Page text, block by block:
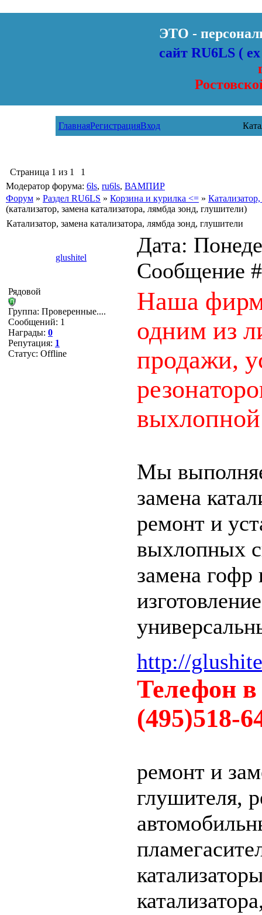
ЭТО -
сайт RU6LS (
ГлавнаяРегистрацияВход
Страница 1 из 1
1
Модератор форума: 6ls, ru6ls, ВАМПИР
Форум » Раздел RU6LS » Корзина и курилка <= »
(катализатор, замена катализатора, лямбда зонд, глушители)
Катализатор, замена катализатора, лямбда зонд, глушители
glushitel
Дата:
Сообщение
Рядовой
Группа: Проверенные....
Сообщений: 1
Награды: 0
Репутация: 1
Статус: Offline
Наша
одним из
продажи,
Мы
замена
ремонт и
выхлопных
замена
http://
Телефон
(495)518-
ремонт и
глушителя,